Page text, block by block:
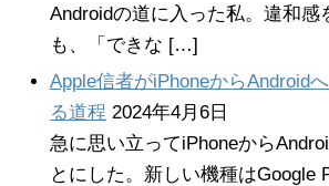
Androidの道に入った私。違和感
も、「できな […]
Apple信者がiPhoneからAndroid
る道程 2024年4月6日
急に思い立ってiPhoneから
とにした。新しい機種はGoogle